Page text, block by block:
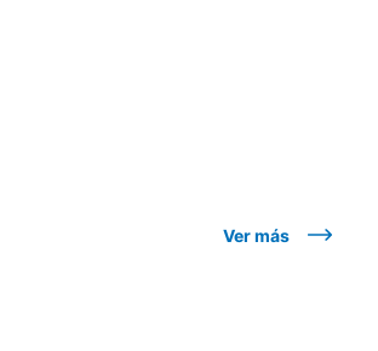
Ver más